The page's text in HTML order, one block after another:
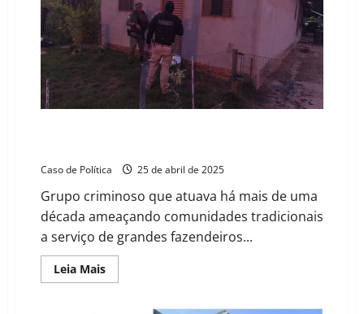
‘Operação
Terra
Justa’
por
suspeita
encobrir
ações
milícia
Caso de Política 25 de abril de 2025
Grupo criminoso que atuava há mais de uma
década ameaçando comunidades tradicionais
a serviço de grandes fazendeiros...
Leia MaisRead
more